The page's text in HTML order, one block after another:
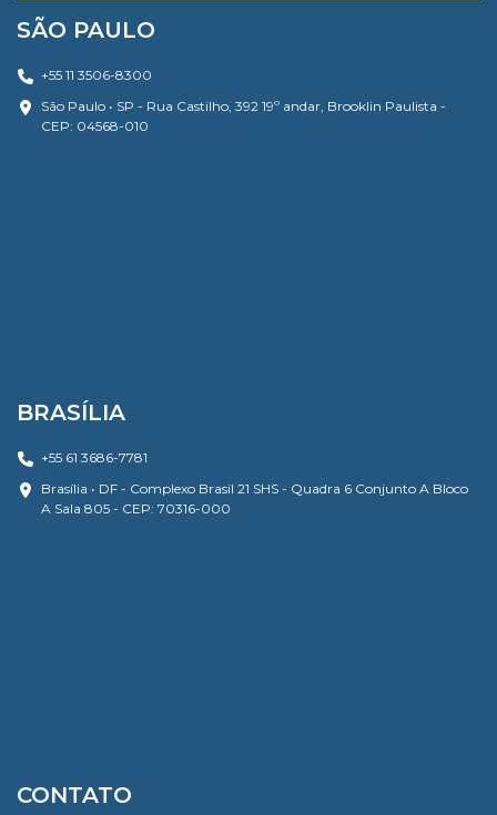
SÃO PAULO
+55 11 3506-8300
São Paulo • SP - Rua Castilho, 392 19º andar, Brooklin Paulista -
CEP: 04568-010
BRASÍLIA
+55 61 3686-7781
Brasília • DF - Complexo Brasil 21 SHS - Quadra 6 Conjunto A Bloco
A Sala 805 - CEP: 70316-000
CONTATO